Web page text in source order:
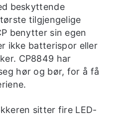
beskyttende
tilgjengelige
benytter sin egen
ikke batterispor eller
CP8849 har
hør og bør, for å få
sitter fire LED-